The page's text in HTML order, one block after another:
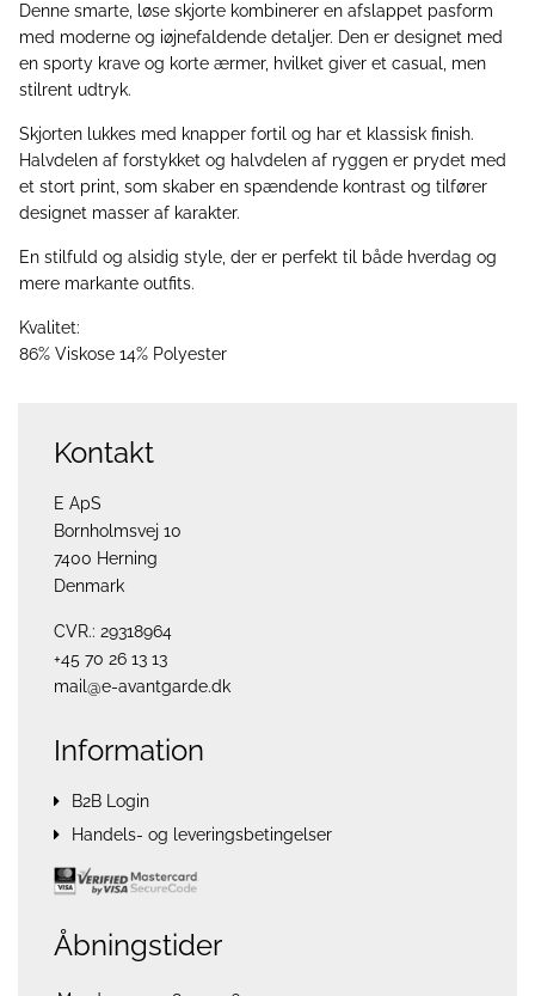
Denne smarte, løse skjorte kombinerer en afslappet pasform
med moderne og iøjnefaldende detaljer. Den er designet med
en sporty krave og korte ærmer, hvilket giver et casual, men
stilrent udtryk.
Skjorten lukkes med knapper fortil og har et klassisk finish.
Halvdelen af forstykket og halvdelen af ryggen er prydet med
et stort print, som skaber en spændende kontrast og tilfører
designet masser af karakter.
En stilfuld og alsidig style, der er perfekt til både hverdag og
mere markante outfits.
Kvalitet:
86% Viskose 14% Polyester
Kontakt
E ApS
Bornholmsvej 10
7400 Herning
Denmark
CVR.: 29318964
+45 70 26 13 13
mail@e-avantgarde.dk
Information
B2B Login
Handels- og leveringsbetingelser
Åbningstider